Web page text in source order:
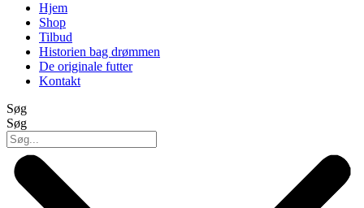
Hjem
Shop
Tilbud
Historien bag drømmen
De originale futter
Kontakt
Søg
Søg